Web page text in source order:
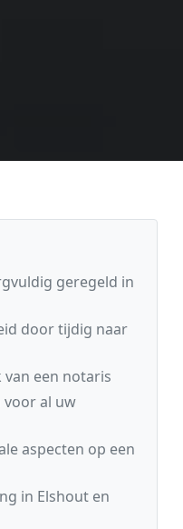
geregeld in
door tijdig naar
een notaris
voor al uw
aspecten op een
in Elshout en